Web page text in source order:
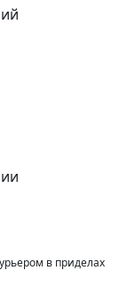
в приделах